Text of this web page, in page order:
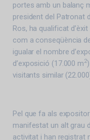
portes amb un balanç
president del Patronat
Ros, ha qualificat d’èxit
com a conseqüència
igualar el nombre
d’exposició (17.000 m2
visitants similar
Pel que fa als
manifestat un alt grau
activitat i han registrat